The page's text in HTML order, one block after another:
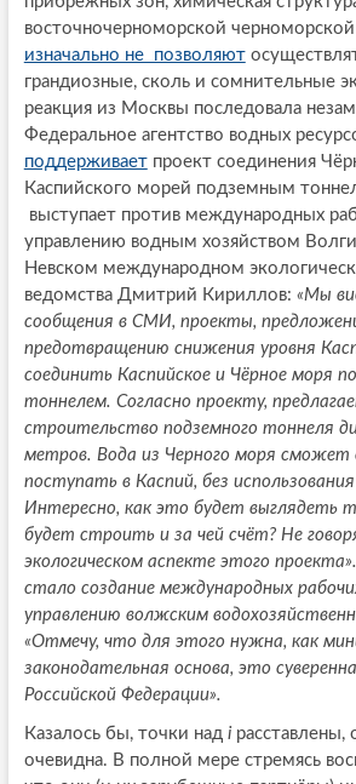
восточночерноморской черноморской
изначально не позволяют
грандиозные, сколь и сомнительные
реакция из Москвы последовала
Федеральное агентство водных
поддерживаетпроект соединения
Каспийского морей подземным
выступает против международных
управлению водным хозяйством Волги,
Невском международном
ведомства Дмитрий Кириллов: «Мы
сообщения в СМИ, проекты,
предотвращению снижения уровня
соединить Каспийское и Чёрное моря
тоннелем. Согласно проекту,
строительство подземного тоннеля
метров. Вода из Черного моря сможет
поступать в Каспий, без использования
Интересно, как это будет выглядеть
будет строить и за чей счёт? Не
экологическом аспекте этого
стало создание международных
управлению волжским
«Отмечу, что для этого нужна, как
законодательная основа, это
Российской Федерации».
Казалось бы, точки над iрасставлены,
очевидна. В полной мере стремясь